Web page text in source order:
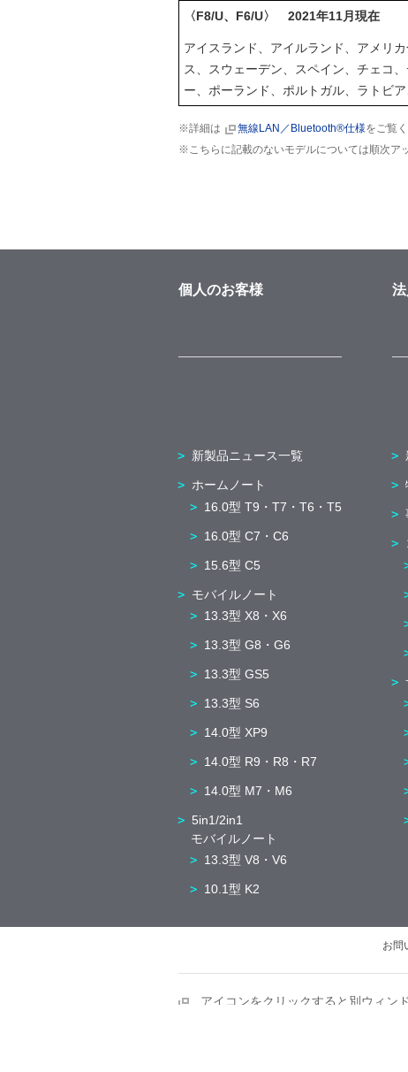
〈F8/U、F6/U〉 2021年11月現在
アイスランド、アイルランド、アメリ
ス、スウェーデン、スペイン、チェコ
ー、ポーランド、ポルトガル、ラトビ
※詳細は 無線LAN／Bluetooth®仕様をご覧く
※こちらに記載のないモデルについては順次ア
個人のお客様
新製品ニュース一覧
ホームノート
16.0型 T9・T7・T6・T5
16.0型 C7・C6
15.6型 C5
モバイルノート
13.3型 X8・X6
13.3型 G8・G6
13.3型 GS5
13.3型 S6
14.0型 XP9
14.0型 R9・R8・R7
14.0型 M7・M6
5in1/2in1
モバイルノート
13.3型 V8・V6
10.1型 K2
お問
アイコンをクリックすると別ウィン